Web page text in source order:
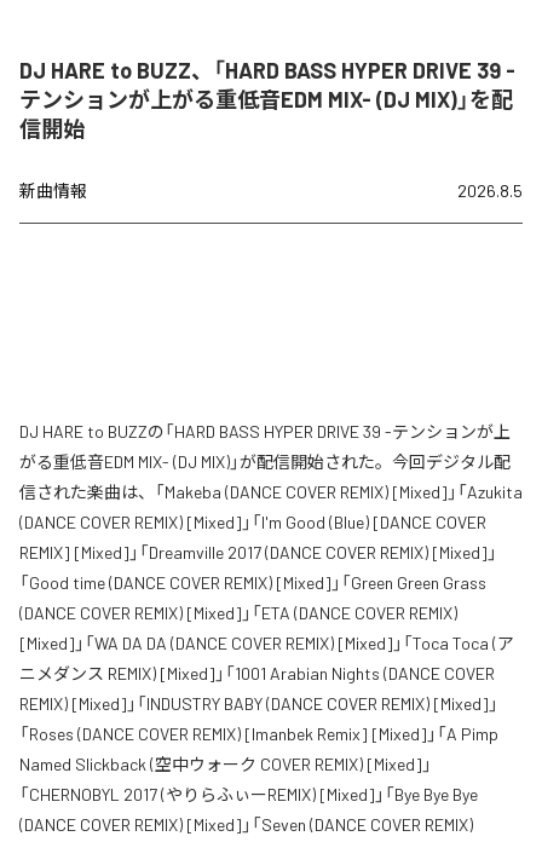
DJ HARE to BUZZ、「HARD BASS HYPER DRIVE 39 -
テンションが上がる重低音EDM MIX- (DJ MIX)」を配
信開始
新曲情報 2026.8.5
DJ HARE to BUZZの「HARD BASS HYPER DRIVE 39 -テンションが上
がる重低音EDM MIX- (DJ MIX)」が配信開始された。今回デジタル配
信された楽曲は、「Makeba (DANCE COVER REMIX) [Mixed]」「Azukita
(DANCE COVER REMIX) [Mixed]」「I'm Good (Blue) [DANCE COVER
REMIX] [Mixed]」「Dreamville 2017 (DANCE COVER REMIX) [Mixed]」
「Good time (DANCE COVER REMIX) [Mixed]」「Green Green Grass
(DANCE COVER REMIX) [Mixed]」「ETA (DANCE COVER REMIX)
[Mixed]」「WA DA DA (DANCE COVER REMIX) [Mixed]」「Toca Toca (ア
ニメダンス REMIX) [Mixed]」「1001 Arabian Nights (DANCE COVER
REMIX) [Mixed]」「INDUSTRY BABY (DANCE COVER REMIX) [Mixed]」
「Roses (DANCE COVER REMIX) [Imanbek Remix] [Mixed]」「A Pimp
Named Slickback (空中ウォーク COVER REMIX) [Mixed]」
「CHERNOBYL 2017 (やりらふぃーREMIX) [Mixed]」「Bye Bye Bye
(DANCE COVER REMIX) [Mixed]」「Seven (DANCE COVER REMIX)